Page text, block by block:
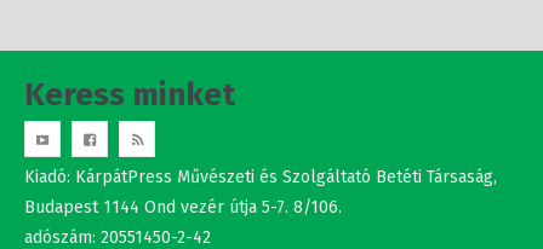
Keress minket
Kiadó: KárpátPress Művészeti és Szolgáltató Betéti Társaság,
Budapest 1144 Ond vezér útja 5-7. 8/106.
adószám: 20551450-2-42